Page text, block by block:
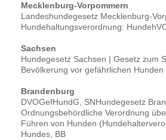
Mecklenburg-Vorpommern
Landeshundegesetz Mecklenburg-
Hundehaltungsverordnung:
Sachsen
Hundegesetz Sachsen | Gesetz zum
Bevölkerung vor gefährlichen Hunden
Brandenburg
DVOGefHundG, SNHundegesetz
Ordnungsbehördliche Verordnung
Führen von Hunden
Hundes, BB